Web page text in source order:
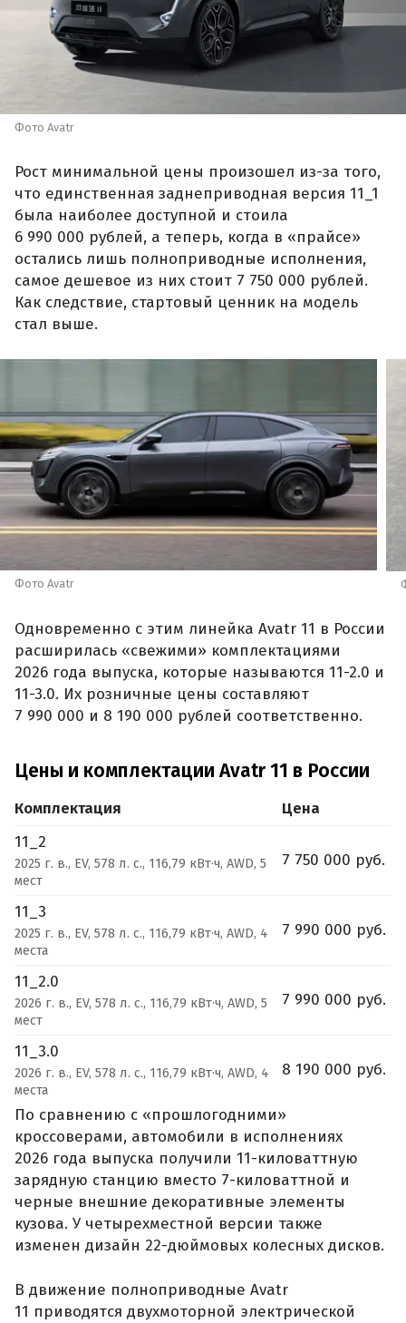
Фото Avatr
Рост минимальной цены произошел из-за того,
что единственная заднеприводная версия 11_1
была наиболее доступной и стоила
6 990 000 рублей, а теперь, когда в «прайсе»
остались лишь полноприводные исполнения,
самое дешевое из них стоит 7 750 000 рублей.
Как следствие, стартовый ценник на модель
стал выше.
Фото Avatr
Одновременно с этим линейка Avatr 11 в России
расширилась «свежими» комплектациями
2026 года выпуска, которые называются 11-2.0 и
11-3.0. Их розничные цены составляют
7 990 000 и 8 190 000 рублей соответственно.
Цены и комплектации Avatr 11 в России
Комплектация
Цена
11_2
2025 г. в., EV, 578 л. с., 116,79 кВт·ч, AWD, 5
мест
7 750 000 руб.
11_3
2025 г. в., EV, 578 л. с., 116,79 кВт·ч, AWD, 4
места
7 990 000 руб.
11_2.0
2026 г. в., EV, 578 л. с., 116,79 кВт·ч, AWD, 5
мест
7 990 000 руб.
11_3.0
2026 г. в., EV, 578 л. с., 116,79 кВт·ч, AWD, 4
места
8 190 000 руб.
По сравнению с «прошлогодними»
кроссоверами, автомобили в исполнениях
2026 года выпуска получили 11-киловаттную
зарядную станцию вместо 7-киловаттной и
черные внешние декоративные элементы
кузова. У четырехместной версии также
изменен дизайн 22-дюймовых колесных дисков.
В движение полноприводные Avatr
11 приводятся двухмоторной электрической